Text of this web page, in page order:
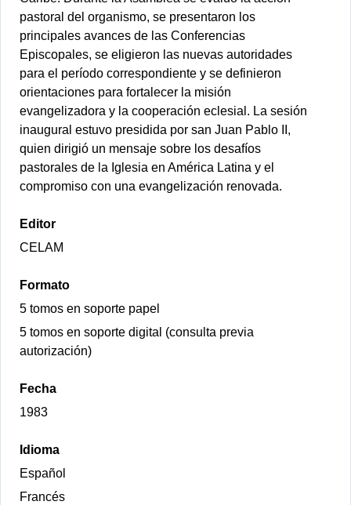
pastoral del organismo, se presentaron los
principales avances de las Conferencias
Episcopales, se eligieron las nuevas autoridades
para el período correspondiente y se definieron
orientaciones para fortalecer la misión
evangelizadora y la cooperación eclesial. La sesión
inaugural estuvo presidida por san Juan Pablo II,
quien dirigió un mensaje sobre los desafíos
pastorales de la Iglesia en América Latina y el
compromiso con una evangelización renovada.
Editor
CELAM
Formato
5 tomos en soporte papel
5 tomos en soporte digital (consulta previa
autorización)
Fecha
1983
Idioma
Español
Francés